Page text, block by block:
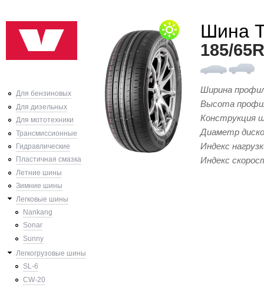
Для бензиновых
Для дизельных
Для мототехники
Трансмиссионные
Гидравлические
Пластичная смазка
Летние шины
Зимние шины
Легковые шины
Nankang
Sonar
Sunny
Легкогрузовые шины
SL-6
CW-20
Шина
185/
Ширина
Высота
Конструкция
Диаметр
Индекс
Индекс